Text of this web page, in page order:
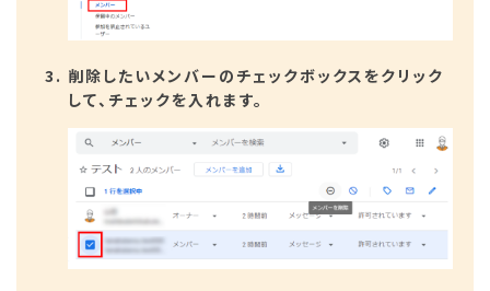
削除したいメンバーのチェックボックスをクリック
して、チェックを入れます。